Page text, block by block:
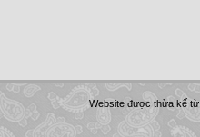
Website được thừa kế từ